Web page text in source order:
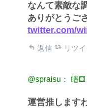
なんて素敵な
ありがとうご
twitter.com/
返信 リツイ
@spraisu： 㿤
運営推します